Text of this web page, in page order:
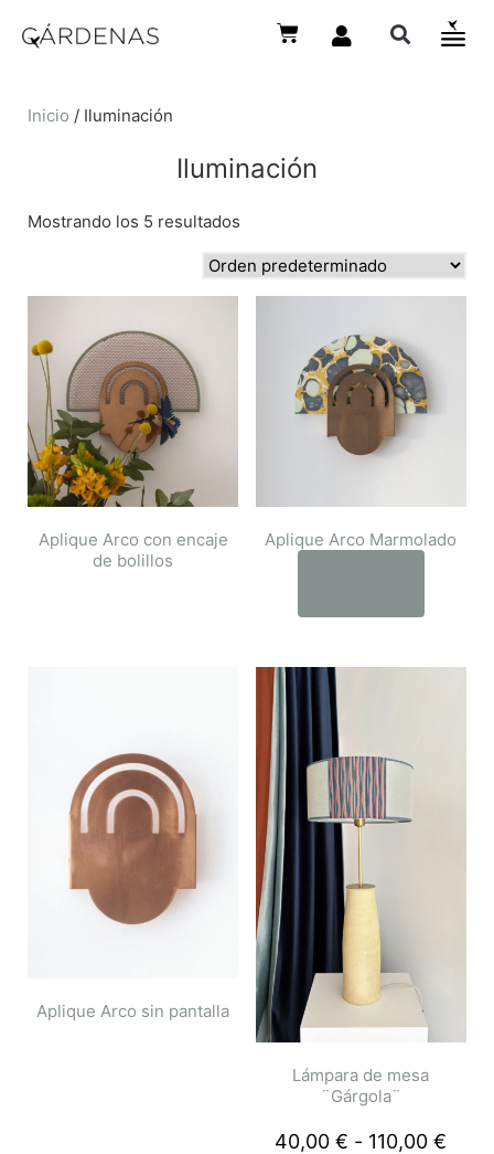
Inicio / Iluminación
Iluminación
Mostrando los 5 resultados
Aplique Arco con encaje
de bolillos
Aplique Arco Marmolado
Aplique Arco sin pantalla
Lámpara de mesa
¨Gárgola¨
40,00€ - 110,00€